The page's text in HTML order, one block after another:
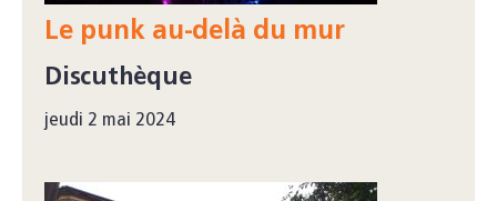
Le punk au-delà du mur
Discuthèque
jeudi 2 mai 2024